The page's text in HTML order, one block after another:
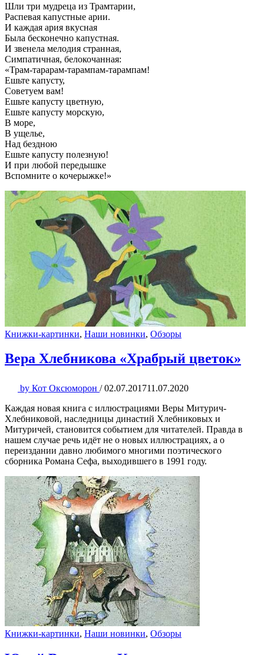
Шли три мудреца из Трамтарии,
Распевая капустные арии.
И каждая ария вкусная
Была бесконечно капустная.
И звенела мелодия странная,
Симпатичная, белокочанная:
«Трам-тарарам-тарампам-тарампам!
Ешьте капусту,
Советуем вам!
Ешьте капусту цветную,
Ешьте капусту морскую,
В море,
В ущелье,
Над бездною
Ешьте капусту полезную!
И при любой передышке
Вспомните о кочерыжке!»
Книжки-картинки, Наши новинки, Обзоры
Вера Хлебникова «Храбрый цветок»
by Кот Оксюморон / 02.07.201711.07.2020
Каждая новая книга с иллюстрациями Веры Митурич-
Хлебниковой, наследницы династий Хлебниковых и
Митуричей, становится событием для читателей. Правда в
нашем случае речь идёт не о новых иллюстрациях, а о
переиздании давно любимого многими поэтического
сборника Романа Сефа, выходившего в 1991 году.
Книжки-картинки, Наши новинки, Обзоры